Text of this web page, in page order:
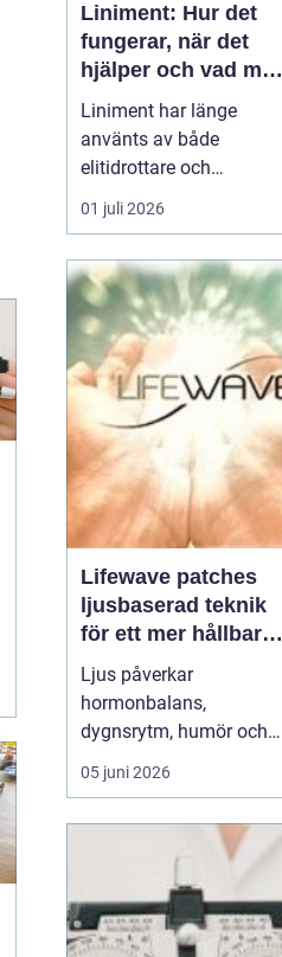
Liniment: Hur det
fungerar, när det
hjälper och vad man
bör tänka på
Liniment har länge
använts av både
elitidrottare och
vardagsmotionärer för
att lindra värk, stelhet
hur fungerar dessa
krämer egentligen, vad
innehåller de och när
passar de b&...
01 juli 2026
Lifewave patches
ljusbaserad teknik
för ett mer hållbart
välbefinnande
Ljus påverkar
hormonbalans,
dygnsrytm, humör och
återhämtning. Under
senare år har en ny typ
gränslandet mellan
egen biologi:Lifewave
patches. De är små
05 juni 2026